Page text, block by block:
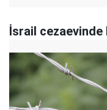
İsrail